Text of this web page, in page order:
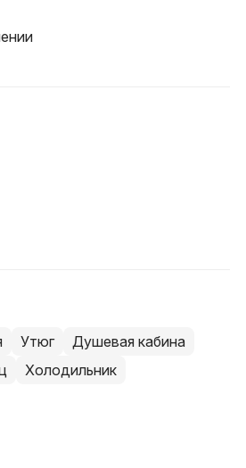
Утюг
Душевая кабина
Холодильник